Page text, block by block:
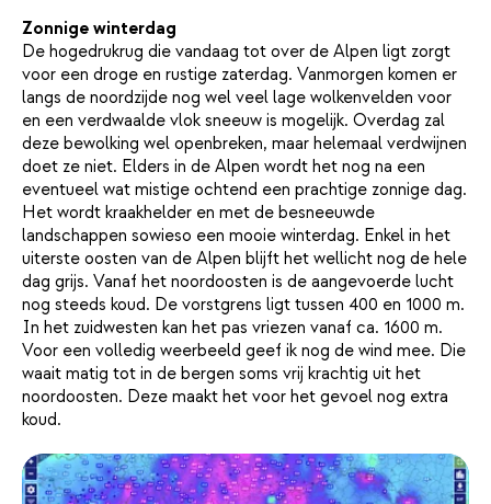
Zonnige winterdag
De hogedrukrug die vandaag tot over de Alpen ligt zorgt
voor een droge en rustige zaterdag. Vanmorgen komen er
langs de noordzijde nog wel veel lage wolkenvelden voor
en een verdwaalde vlok sneeuw is mogelijk. Overdag zal
deze bewolking wel openbreken, maar helemaal verdwijnen
doet ze niet. Elders in de Alpen wordt het nog na een
eventueel wat mistige ochtend een prachtige zonnige dag.
Het wordt kraakhelder en met de besneeuwde
landschappen sowieso een mooie winterdag. Enkel in het
uiterste oosten van de Alpen blijft het wellicht nog de hele
dag grijs. Vanaf het noordoosten is de aangevoerde lucht
nog steeds koud. De vorstgrens ligt tussen 400 en 1000 m.
In het zuidwesten kan het pas vriezen vanaf ca. 1600 m.
Voor een volledig weerbeeld geef ik nog de wind mee. Die
waait matig tot in de bergen soms vrij krachtig uit het
noordoosten. Deze maakt het voor het gevoel nog extra
koud.